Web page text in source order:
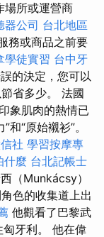
場所或運營商
器公司 台北地區
務或商品之前要
學徒實習 台中牙
的決定，您可以
省多少。 法國
象肌肉的熱情已
“原始襯衫”。
社 學習按摩專
什麼 台北記帳士
（Munkácsy）
色的收集道上出
他觀看了巴黎武
匈牙利。 他在偉